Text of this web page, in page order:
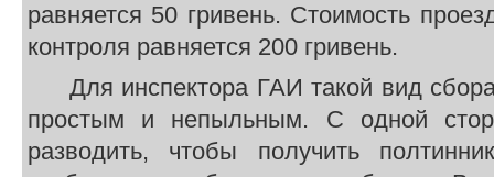
равняется 50 гривень. Стоимость
контроля равняется 200 гривень.
Для инспектора ГАИ такой вид
простым и непыльным. С одной
разводить, чтобы получить